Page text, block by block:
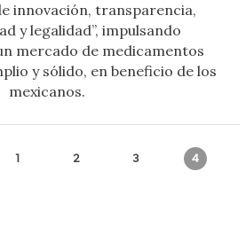
innovación, transparencia,
y legalidad”, impulsando
mercado de medicamentos
y sólido, en beneficio de los
mexicanos.
1 2 3 4